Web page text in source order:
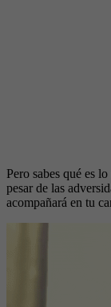
Pero sabes qué es
pesar de las
acompañará en tu